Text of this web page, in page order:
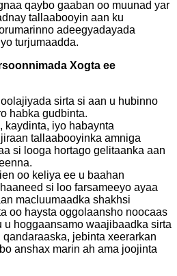
qaybo gaaban oo muunad yar
tallaabooyin aan ku
adeegyadayada
turjumaadda.
Xogta ee
sirta si aan u hubinno
habka gudbinta.
kaydinta, iyo habaynta
tallaabooyinka amniga
si looga hortago gelitaanka aan
oo keliya ee u baahan
si loo farsameeyo ayaa
macluumaadka shakhsi
oo haysta oggolaansho noocaas
hoggaansamo waajibaadka sirta
jebinta xeerarkan
anshax marin ah ama joojinta